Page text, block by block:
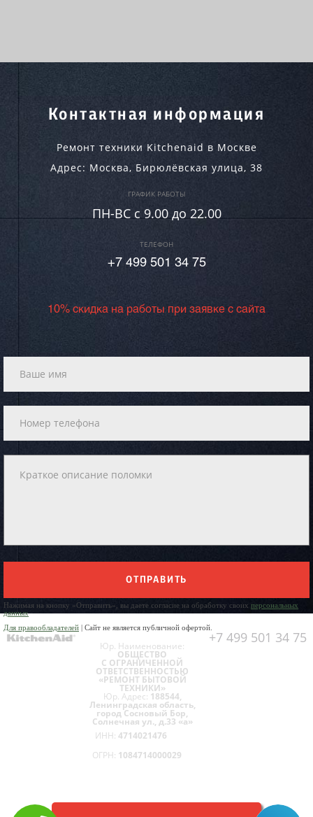
Контактная информация
Ремонт техники Kitchenaid в Москве
Адрес: Москва, Бирюлёвская улица, 38
ГРАФИК РАБОТЫ
ПН-ВC c 9.00 до 22.00
ТЕЛЕФОН
+7 499 501 34 75
10% скидка на работы при заявке с сайта
ОТПРАВИТЬ
Нажимая на кнопку «Отправить», вы даете согласие на обработку своих персональных
данных
Для правообладателей | Сайт не является публичной офертой.
+7 499 501 34 75
Юр. Наименование:
ОБЩЕСТВО
С ОГРАНИЧЕННОЙ
ОТВЕТСТВЕННОСТЬЮ
«РЕМОНТ БЫТОВОЙ
ТЕХНИКИ»
Юр. Адрес: 188544,
Ленинградская область,
город Сосновый Бор,
Солнечная ул., д.33 «а»
ИНН: 4714021476
ОГРН: 1084714000029